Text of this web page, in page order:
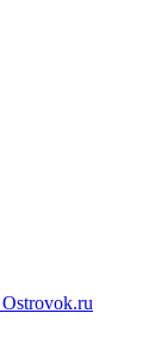
Ostrovok.ru